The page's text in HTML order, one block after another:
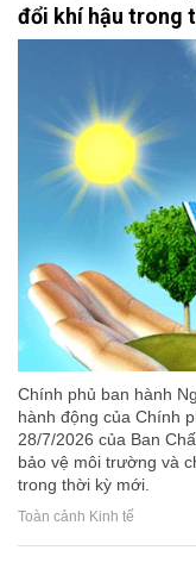
đổi khí hậu trong
Chính phủ ban hành
hành động của Chính
28/7/2026 của Ban
bảo vệ môi trường và
trong thời kỳ mới.
Toàn cảnh Kinh tế